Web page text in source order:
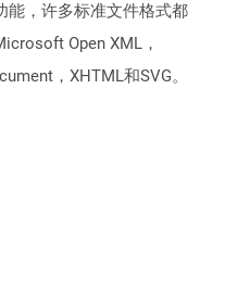
能，许多标准文件格式都
Open XML，
，XHTML和SVG。